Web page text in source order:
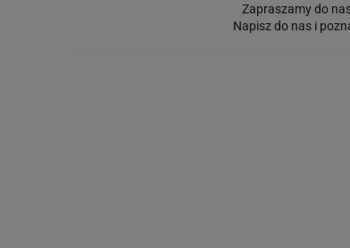
Zapraszamy do
Napisz do nas i